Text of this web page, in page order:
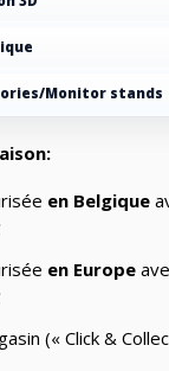
Monitor stands
et découpeuses
en Belgique
en Europe
(« Click &